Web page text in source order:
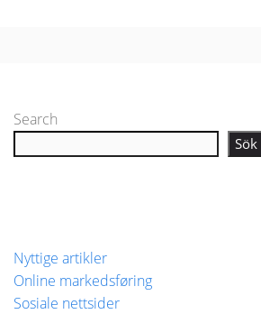
Search
Sök
Nyttige artikler
Online markedsføring
Sosiale nettsider